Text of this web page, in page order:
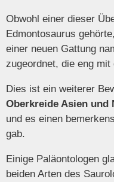
Obwohl einer dieser
Edmontosaurus
einer neuen Gattung
zugeordnet, die eng
Dies ist ein weiterer
Oberkreide Asien und
und es einen
gab.
Einige Paläontologen
beiden Arten des